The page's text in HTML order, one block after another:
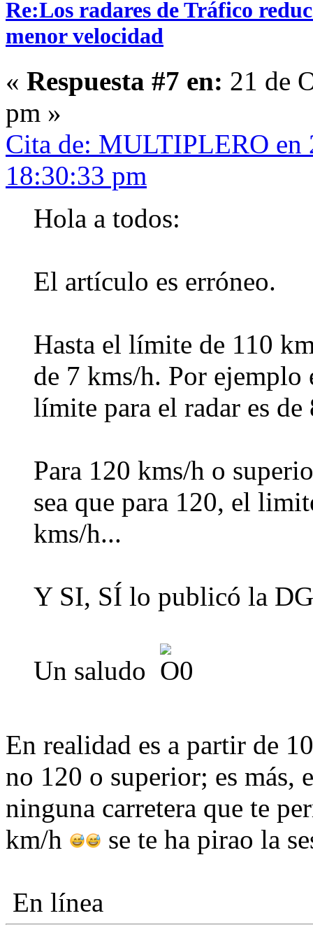
Re:Los radares de Tráfico
menor velocidad
« Respuesta #7 en: 21 de
pm »
Cita de: MULTIPLERO en
18:30:33 pm
Hola a todos:
El artículo es erróneo.
Hasta el límite de 110
de 7 kms/h. Por
límite para el radar es de
Para 120 kms/h o
sea que para 120, el
kms/h...
Y SI, SÍ lo publicó la
Un saludo
En realidad es a partir de
no 120 o superior; es más,
ninguna carretera que te
km/h
se te ha pirao la
En línea